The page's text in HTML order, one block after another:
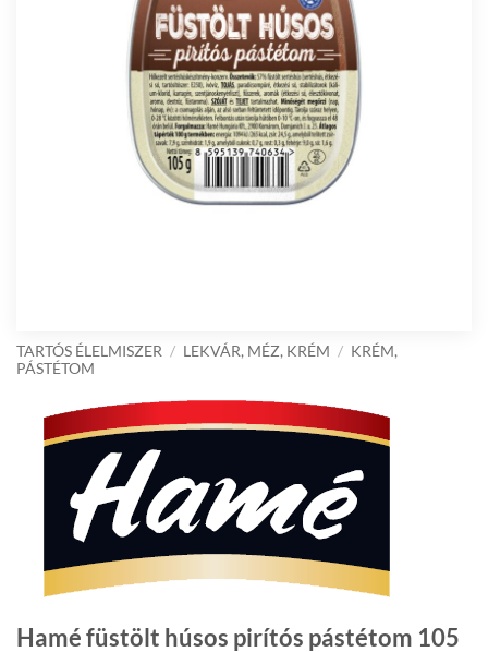
TARTÓS ÉLELMISZER / LEKVÁR, MÉZ, KRÉM / KRÉM,
PÁSTÉTOM
Hamé füstölt húsos pirítós pástétom 105